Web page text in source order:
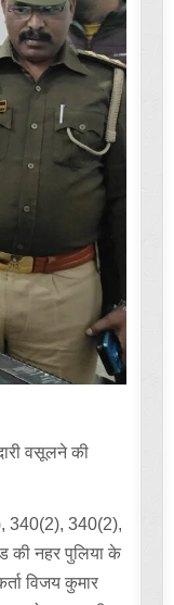
वसूलने की
340(2), 340(2),
की नहर पुलिया के
विजय कुमार